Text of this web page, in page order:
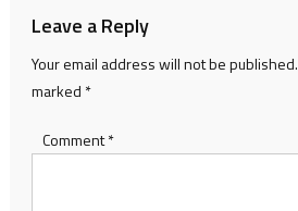
Leave a Reply
Your email address will not be published.
marked *
Comment*